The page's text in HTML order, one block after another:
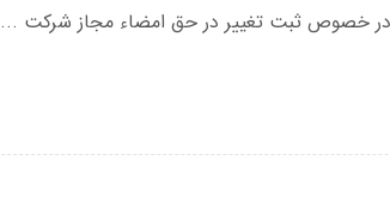
در خصوص ثبت تغییر در حق امضاء مجاز شرکت ...